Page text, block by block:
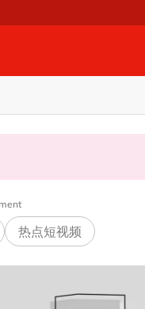
热点短视频